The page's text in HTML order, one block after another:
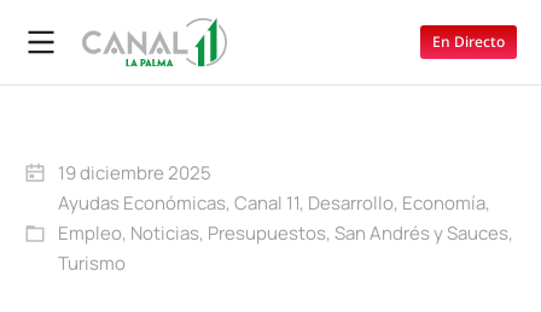
En Directo
19 diciembre 2025
Ayudas Económicas, Canal 11, Desarrollo, Economía,
Empleo, Noticias, Presupuestos, San Andrés y Sauces,
Turismo